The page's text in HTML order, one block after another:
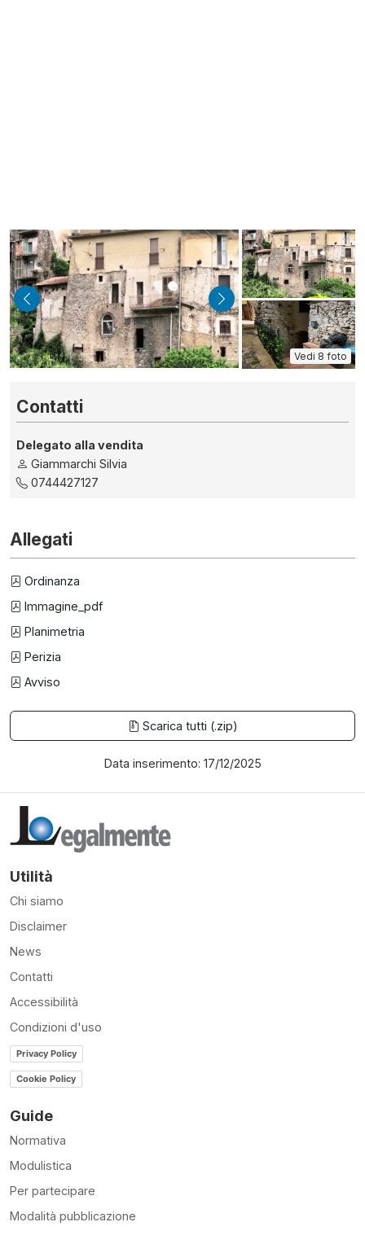
indietro avanti
Vedi 8 foto
Contatti
Delegato alla vendita
Giammarchi Silvia
0744427127
Allegati
Ordinanza
Immagine_pdf
Planimetria
Perizia
Avviso
Scarica tutti (.zip)
Data inserimento: 17/12/2025
Utilità
Chi siamo
Disclaimer
News
Contatti
Accessibilità
Condizioni d'uso
Privacy Policy
Cookie Policy
Guide
Normativa
Modulistica
Per partecipare
Modalità pubblicazione